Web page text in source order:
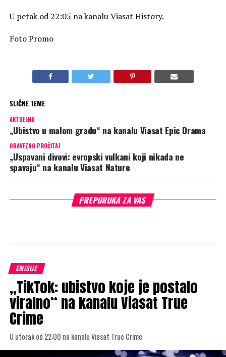
U petak od 22:05 na kanalu Viasat History.
Foto Promo
SLIČNE TEME
AKTUELNO
„Ubistvo u malom gradu“ na kanalu Viasat Epic Drama
OBAVEZNO PROČITAJ
„Uspavani divovi: evropski vulkani koji nikada ne
spavaju“ na kanalu Viasat Nature
PREPORUKA ZA VAS
EMISIJE
„TikTok: ubistvo koje je postalo
viralno“ na kanalu Viasat True
Crime
U utorak od 22:00 na kanalu Viasat True Crime